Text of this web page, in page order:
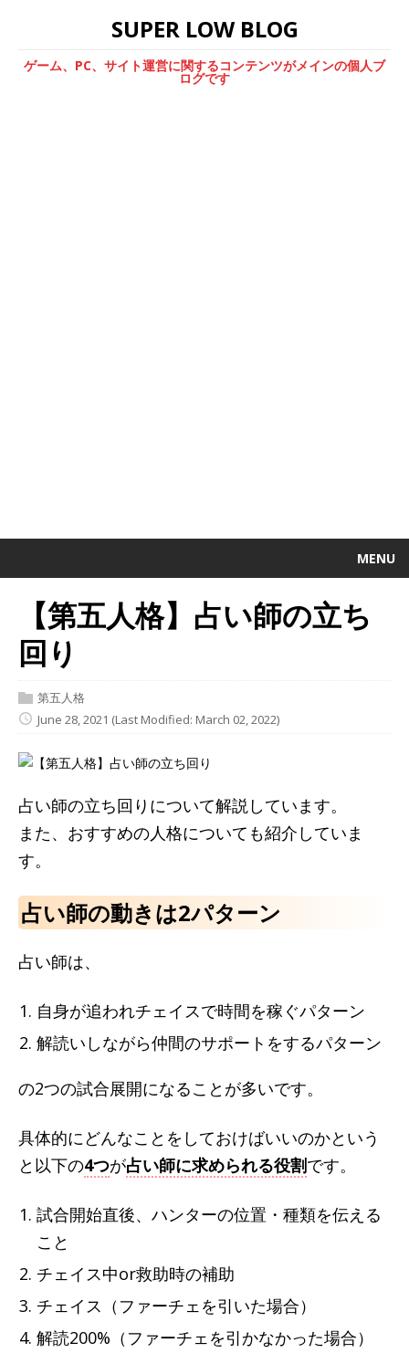
SUPER LOW BLOG
ゲーム、PC、サイト運営に関するコンテンツがメインの個人ブ
ログです
MENU
【第五人格】占い師の立ち
回り
第五人格
June 28, 2021 (Last Modified: March 02, 2022)
占い師の立ち回りについて解説しています。
また、おすすめの人格についても紹介していま
す。
占い師の動きは2パターン
占い師は、
自身が追われチェイスで時間を稼ぐパターン
解読いしながら仲間のサポートをするパターン
の2つの試合展開になることが多いです。
具体的にどんなことをしておけばいいのかという
と以下の4つが占い師に求められる役割です。
試合開始直後、ハンターの位置・種類を伝える
こと
チェイス中or救助時の補助
チェイス（ファーチェを引いた場合）
解読200%（ファーチェを引かなかった場合）